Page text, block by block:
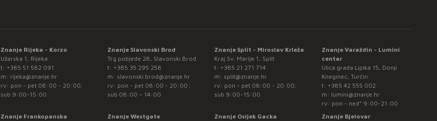
Znanje Rijeka - Korzo
Užarska 1, Rijeka
t: +385 51 582 091
m: rijeka@znanje.hr
rv: pon - pet 08:00 - 20:00;
sub 9:00-15:00
Znanje Slavonski Brod
Trg pobjede 28, Slavonski Brod
t: +385 35 295 258
m: slavonski.brod@znanje.hr
rv: pon - pet 08:00 - 20:00 ;
sub 08:00 – 14:00
Znanje Split - Miroslav Krleža
Kraj Sv. Marije 1, Split
t: +385 21 271 714
m: split@znanje.hr
rv: pon - pet 08:00 - 20:00;
sub 9:00-15:00
Znanje Varaždin - Lumini
centar
Ulica grada Lipika 15, Donji
Kneginec, Turčin
t: +385 42 555 002
m: lumini@znanje.hr
rv: pon - ned* 9:00-21:00
Znanje Frankopanska
Znanje Westgate
Znanje Osijek Gacka
Znanje Bjelovar